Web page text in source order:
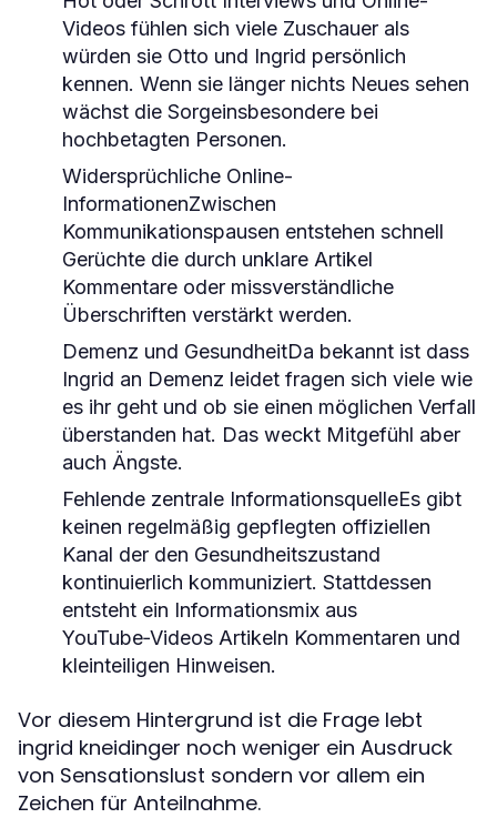
Videos fühlen sich viele Zuschauer als
würden sie Otto und Ingrid persönlich
kennen. Wenn sie länger nichts Neues sehen
wächst die Sorgeinsbesondere bei
hochbetagten Personen.
Widersprüchliche Online-
InformationenZwischen
Kommunikationspausen entstehen schnell
Gerüchte die durch unklare Artikel
Kommentare oder missverständliche
Überschriften verstärkt werden.
Demenz und GesundheitDa bekannt ist dass
Ingrid an Demenz leidet fragen sich viele wie
es ihr geht und ob sie einen möglichen Verfall
überstanden hat. Das weckt Mitgefühl aber
auch Ängste.
Fehlende zentrale InformationsquelleEs gibt
keinen regelmäßig gepflegten offiziellen
Kanal der den Gesundheitszustand
kontinuierlich kommuniziert. Stattdessen
entsteht ein Informationsmix aus
YouTube‑Videos Artikeln Kommentaren und
kleinteiligen Hinweisen.
Vor diesem Hintergrund ist die Frage lebt
ingrid kneidinger noch weniger ein Ausdruck
von Sensationslust sondern vor allem ein
Zeichen für Anteilnahme.